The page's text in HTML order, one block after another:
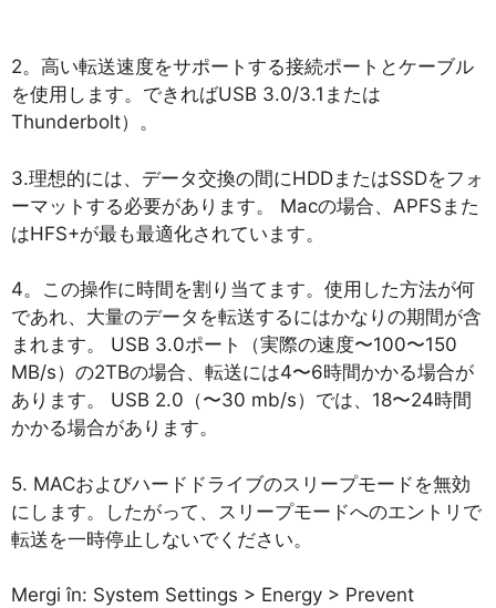
2。高い転送速度をサポートする接続ポートとケーブル
を使用します。できればUSB 3.0/3.1または
Thunderbolt）。
3.理想的には、データ交換の間にHDDまたはSSDをフォ
ーマットする必要があります。 Macの場合、APFSまた
はHFS+が最も最適化されています。
4。この操作に時間を割り当てます。使用した方法が何
であれ、大量のデータを転送するにはかなりの期間が含
まれます。 USB 3.0ポート（実際の速度〜100〜150
MB/s）の2TBの場合、転送には4〜6時間かかる場合が
あります。 USB 2.0（〜30 mb/s）では、18〜24時間
かかる場合があります。
5. MACおよびハードドライブのスリープモードを無効
にします。したがって、スリープモードへのエントリで
転送を一時停止しないでください。
Mergi în: System Settings > Energy > Prevent